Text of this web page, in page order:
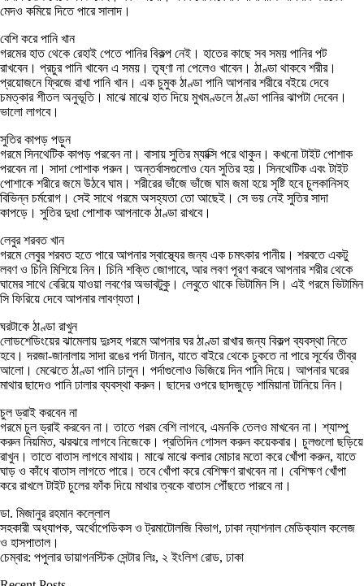
মেদও কমিয়ে দিতে পারে সালাদ।
বেশি করে পানি খান
গরমের হাত থেকে রেহাই পেতে পানির বিকল্প নেই। হাতের কাছে সব সময় পানির পট
রাখবেন। প্রচুর পানি খাবেন এ সময়। তৃষ্ণা না পেলেও খাবেন। ঠাণ্ডা থাকবে শরীর।
প্রয়োজনে ফ্রিজে রাখা পানি খান। এক চুমুক ঠাণ্ডা পানি আপনার শরীরে বইয়ে দেবে
চমত্কার শীতল অনুভূতি। মাঝে মাঝে হাত দিয়ে মুখমণ্ডলে ঠাণ্ডা পানির ঝাপটা দেবেন।
ভালো লাগবে।
সুতির কাপড় পড়ুন
গরমে সিনথেটিক কাপড় পরবেন না। বাসায় সুতির ম্যাক্সি পরে থাকুন। কখনো টাইট পোশাক
পরবেন না। সাদা পোশাক পরুন। অন্তর্বাসগুলোও যেন সুতির হয়। সিনথেটিক এবং টাইট
পোশাকে শরীরে জমে উঠবে ঘাম। শরীরের ভাঁজে ভাঁজে ঘাম জমা হয়ে সৃষ্টি হবে চুলকানিসহ
বিভিন্ন চর্মরোগ। সেই সাথে গরমে অসহ্যতা তো আছেই। সে ভয় নেই সুতির সাদা
কাপড়ে। সুতির দুধা পোশাক আপনাকে ঠাণ্ডা রাখবে।
লেবুর শরবত খান
গরমে লেবুর শরবত হতে পারে আপনার স্বাস্থ্যের জন্য এক চমৎকার পানীয়। শরবতে একটু
লবণ ও চিনি মিশিয়ে নিন। চিনি শক্তি জোগাবে, আর লবণ পূরণ করবে আপনার শরীর থেকে
ঘামের সাথে বেরিয়ে যাওয়া লবণের অভাবটুকু। লেবুতে থাকে ভিটামিন সি। এই গরমে ভিটামিন
সি ফিরিয়ে দেবে আপনার লাবণ্যতা।
ঘরটাকে ঠাণ্ডা রাখুন
লোডশেডিংয়ের ঝামেলায় দুঃসহ গরমে আপনার ঘর ঠাণ্ডা রাখার জন্য বিকল্প ব্যবস্থা নিতে
হবে। দরজা-জানালায় সাদা রঙের পর্দা টানান, যাতে বাইরে থেকে ঢুকতে না পারে সূর্যের তীব্র
আলো। মেঝেতে ঠাণ্ডা পানি ঢালুন। পর্দাগুলোও ভিজিয়ে দিন পানি দিয়ে। আপনার ঘরের
মাথার ছাদেও পানি ঢালার ব্যবস্থা করুন। ছাদের ওপরে ছাদজুড়ে শামিয়ানা টানিয়ে নিন।
চুল ড্রাই করবেন না
গরমে চুল ড্রাই করবেন না। তাতে গরম বেশি লাগবে, এমনকি তেলও মাখবেন না। শ্যাম্পু
করুন নিয়মিত, ঝরঝরে লাগবে নিজেকে। প্রতিদিন গোসল করুন কয়েকবার। চুলগুলো ছড়িয়ে
রাখুন। তাতে বাতাস লাগবে মাথায়। মাঝে মাঝে কলার মোচার মতো করে খোঁপা করুন, যাতে
ঘাড় ও কাঁধে বাতাস লাগতে পারে। তবে খোঁপা করে বেশিক্ষণ রাখবেন না। বেশিক্ষণ খোঁপা
করে রাখলে টাইট চুলের ফাঁক দিয়ে মাথার ত্বকে বাতাস পৌঁছতে পারবে না।
ডা. মিজানুর রহমান কল্লোল
সহকারী অধ্যাপক, অর্থোপেডিকস ও ট্রমাটোলজি বিভাগ, ঢাকা ন্যাশনাল মেডিক্যাল কলেজ
ও হাসপাতাল।
চেম্বার: পপুলার ডায়াগনস্টিক সেন্টার লিঃ, ২ ইংলিশ রোড, ঢাকা